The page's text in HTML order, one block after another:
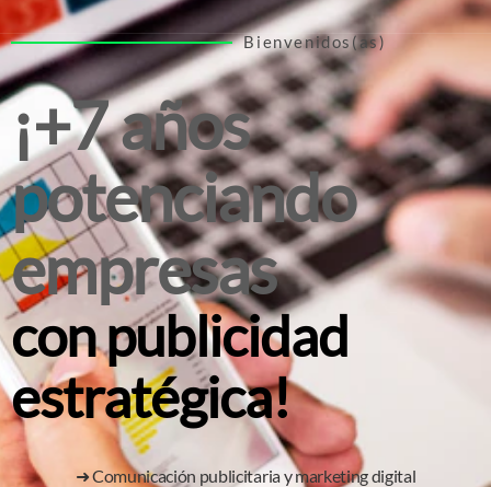
Bienvenidos(as)
¡+7 años
potenciando
empresas
con publicidad
estratégica!
➜ Comunicación publicitaria y marketing digital